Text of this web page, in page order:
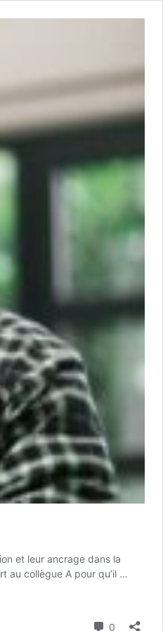
et leur ancrage dans la
au collègue A pour qu’il …
0